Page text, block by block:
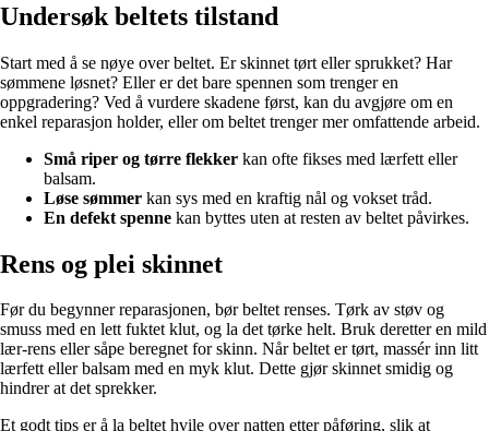
Undersøk beltets tilstand
Start med å se nøye over beltet. Er skinnet tørt eller sprukket? Har
sømmene løsnet? Eller er det bare spennen som trenger en
oppgradering? Ved å vurdere skadene først, kan du avgjøre om en
enkel reparasjon holder, eller om beltet trenger mer omfattende arbeid.
Små riper og tørre flekker kan ofte fikses med lærfett eller
balsam.
Løse sømmer kan sys med en kraftig nål og vokset tråd.
En defekt spenne kan byttes uten at resten av beltet påvirkes.
Rens og plei skinnet
Før du begynner reparasjonen, bør beltet renses. Tørk av støv og
smuss med en lett fuktet klut, og la det tørke helt. Bruk deretter en mild
lær-rens eller såpe beregnet for skinn. Når beltet er tørt, massér inn litt
lærfett eller balsam med en myk klut. Dette gjør skinnet smidig og
hindrer at det sprekker.
Et godt tips er å la beltet hvile over natten etter påføring, slik at